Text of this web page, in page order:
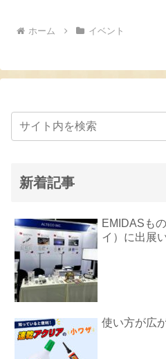
ホーム イベント
新着記事
EMIDASも
イ）に出展
使い方が広